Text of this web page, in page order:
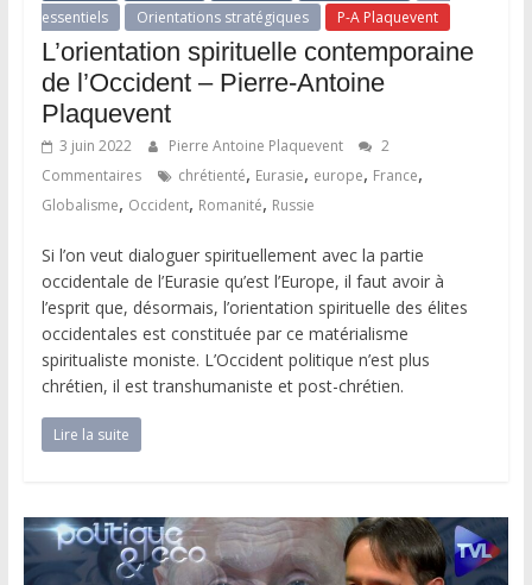
essentiels Orientations stratégiques P-A Plaquevent
L’orientation spirituelle contemporaine
de l’Occident – Pierre-Antoine
Plaquevent
3 juin 2022 Pierre Antoine Plaquevent
2
Commentaires
chrétienté, Eurasie, europe, France,
Globalisme, Occident, Romanité, Russie
Si l’on veut dialoguer spirituellement avec la partie
occidentale de l’Eurasie qu’est l’Europe, il faut avoir à
l’esprit que, désormais, l’orientation spirituelle des élites
occidentales est constituée par ce matérialisme
spiritualiste moniste. L’Occident politique n’est plus
chrétien, il est transhumaniste et post-chrétien.
Lire la suite